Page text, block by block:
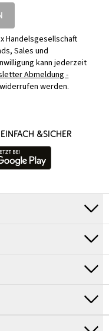
Handelsgesellschaft
Sales und
kann jederzeit
Abmeldung -
werden.
&SICHER